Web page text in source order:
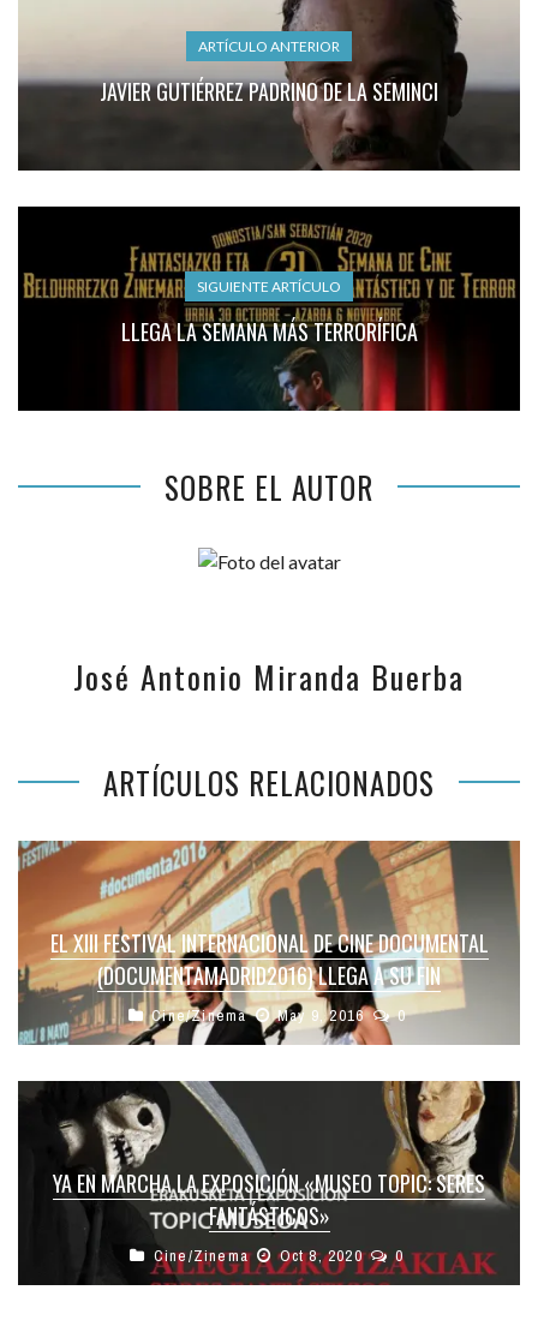
ARTÍCULO ANTERIOR
JAVIER GUTIÉRREZ PADRINO DE LA SEMINCI
SIGUIENTE ARTÍCULO
LLEGA LA SEMANA MÁS TERRORÍFICA
SOBRE EL AUTOR
José Antonio Miranda Buerba
ARTÍCULOS RELACIONADOS
EL XIII FESTIVAL INTERNACIONAL DE CINE DOCUMENTAL
(DOCUMENTAMADRID2016) LLEGA A SU FIN
Cine/Zinema May 9, 2016 0
YA EN MARCHA LA EXPOSICIÓN «MUSEO TOPIC: SERES
FANTÁSTICOS»
Cine/Zinema Oct 8, 2020 0